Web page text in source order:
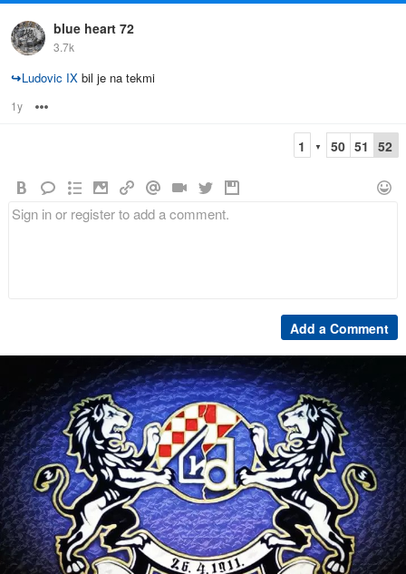
blue heart 72
3.7k
↪Ludovic IX bil je na tekmi
1y
1 ▼ 50 51 52
Add a Comment